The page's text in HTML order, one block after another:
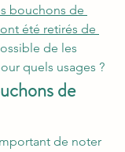
bouchons de
été retirés de
de les
quels usages ?
de
de noter